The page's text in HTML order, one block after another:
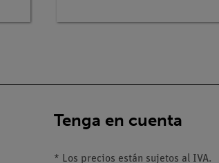
Tenga en cuenta
* Los precios están sujetos al IVA.